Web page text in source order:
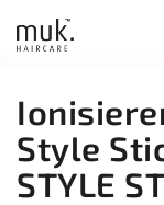
Style
STYLE